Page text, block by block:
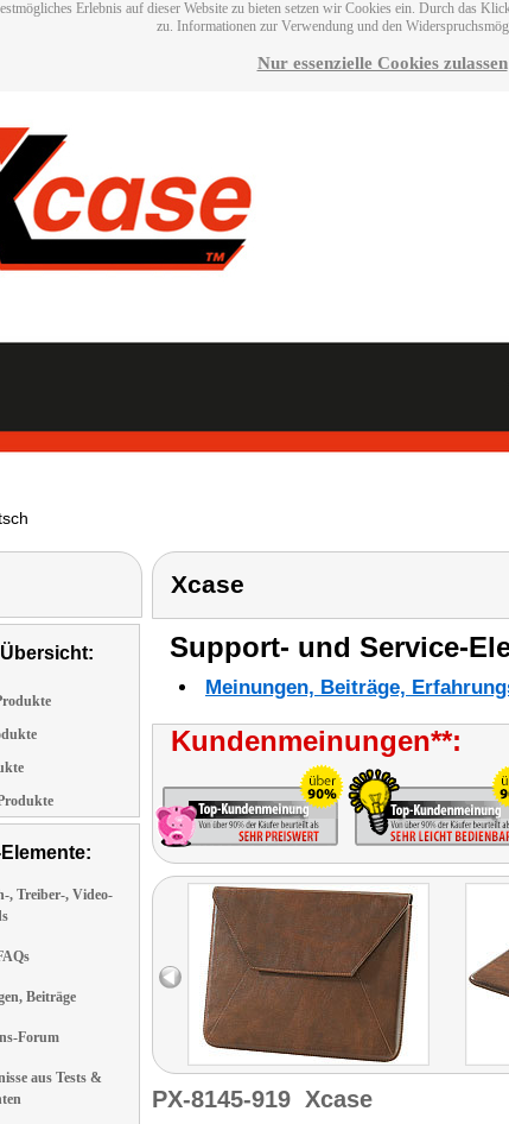
Erlebnis auf dieser Website zu bieten setzen wir Cookies ein. Durch das
zu. Informationen zur Verwendung und den
Nur essenzielle Cookies zulassen
, Treiber-, Video-
Beiträge
Forum
aus Tests &
Xcase
Support- und Service-
Meinungen, Beiträge,
Kundenmeinungen**:
PX-8145-919 Xcase